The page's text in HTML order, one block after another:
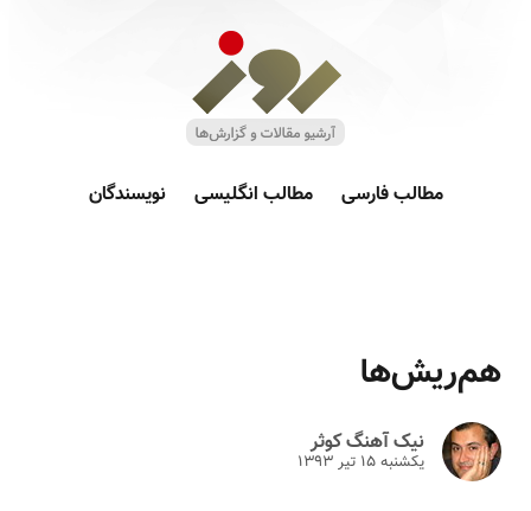
مطالب فارسی مطالب انگلیسی نویسندگان
هم‌ریش‌ها‎
نیک آهنگ کوثر
یکشنبه ۱۵ تير ۱۳۹۳